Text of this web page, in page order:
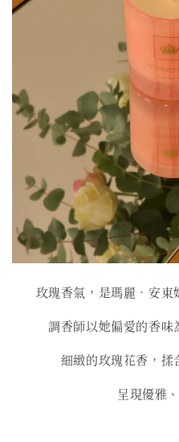
玫瑰香氣，是瑪麗．安東
調香師以她偏愛的香味
細緻的玫瑰花香，揉
呈現優雅